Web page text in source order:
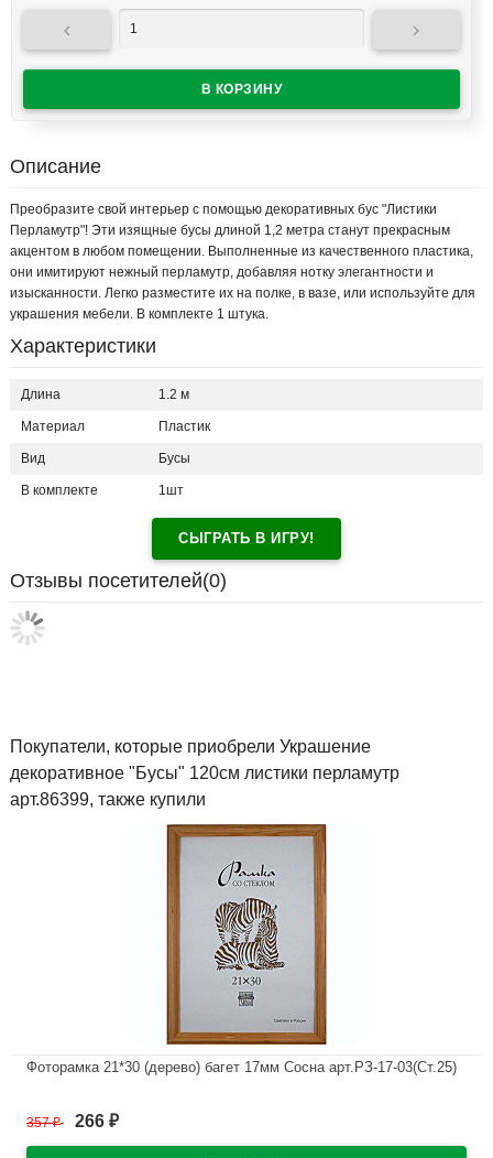
 
Описание
Преобразите свой интерьер с помощью декоративных бус "Листики
Перламутр"! Эти изящные бусы длиной 1,2 метра станут прекрасным
акцентом в любом помещении. Выполненные из качественного пластика,
они имитируют нежный перламутр, добавляя нотку элегантности и
изысканности. Легко разместите их на полке, в вазе, или используйте для
украшения мебели. В комплекте 1 штука.
Характеристики
Длина 1.2 м
Материал Пластик
Вид Бусы
В комплекте 1шт
СЫГРАТЬ В ИГРУ!
Отзывы посетителей(0)
Покупатели, которые приобрели Украшение
декоративное "Бусы" 120см листики перламутр
арт.86399, также купили
Фоторамка 21*30 (дерево) багет 17мм Сосна арт.РЗ-17-03(Ст.25)
357₽ 266 ₽